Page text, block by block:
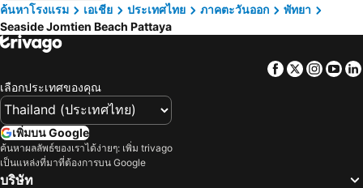
ค้นหาโรงแรม
เอเชีย ประเทศไทย ภาคตะวันออก
พัทยา
Seaside Jomtien Beach Pattaya
Facebook
Twitter
เลือกประเทศของคุณ
เพิ่มบน Google
ค้นหาผลลัพธ์ของเราได้ง่ายๆ: เพิ่ม trivago
เป็นแหล่งที่มาที่ต้องการบน Google
บริษัท